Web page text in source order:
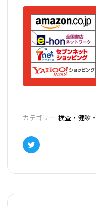
リック健診や、最近
てもフォロー。巻末
気名」の解説付き。
ですが、事前に知識
療・健康維持に役立つ
カテゴリー: 検査・健診
Twitter